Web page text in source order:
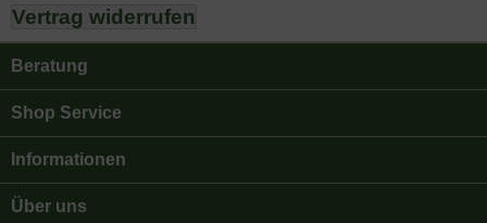
Vertrag widerrufen
Beratung
Shop Service
Informationen
Über uns